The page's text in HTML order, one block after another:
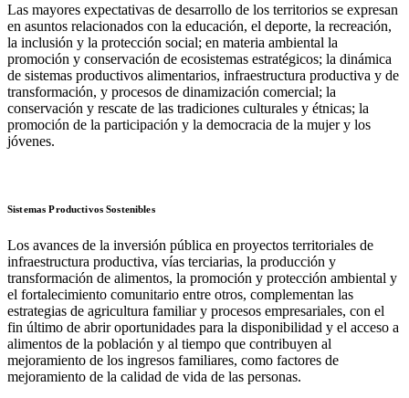
Las mayores expectativas de desarrollo de los territorios se expresan
en asuntos relacionados con la educación, el deporte, la recreación,
la inclusión y la protección social; en materia ambiental la
promoción y conservación de ecosistemas estratégicos; la dinámica
de sistemas productivos alimentarios, infraestructura productiva y de
transformación, y procesos de dinamización comercial; la
conservación y rescate de las tradiciones culturales y étnicas; la
promoción de la participación y la democracia de la mujer y los
jóvenes.
Sistemas Productivos Sostenibles
Los avances de la inversión pública en proyectos territoriales de
infraestructura productiva, vías terciarias, la producción y
transformación de alimentos, la promoción y protección ambiental y
el fortalecimiento comunitario entre otros, complementan las
estrategias de agricultura familiar y procesos empresariales, con el
fin último de abrir oportunidades para la disponibilidad y el acceso a
alimentos de la población y al tiempo que contribuyen al
mejoramiento de los ingresos familiares, como factores de
mejoramiento de la calidad de vida de las personas.